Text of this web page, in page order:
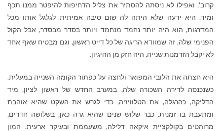
קרוב', ואפילו לא ניסתה להסתיר את צליל הדחיפות להיפטר ממנו תכף
ומיד. היא ידעה שלא היתה לה שום סיבה אמיתית לגלגל אותו מכל
המדרגות, הוא היה יותר נחמד מנחמד ויותר בסדר מבסדר, אבל הקול
הפנימי שלה, זה שמוודא הריגה של כל דייט ראשון, וגם מבטיח שאף אחד
לא יקבל הזדמנות שנייה, היה חזק מן ההיגיון.
היא חצתה את הלובי המפואר ולחצה על כפתור הקומה השנייה במעלית.
כשנכנסה לדירה השכורה שלה, במערב החדש של ראשון לציון, מיד
הדליקה, כהרגלה, את הטלוויזיה, כדי לגרש את השקט שהיא אוהבת
ומתעבת בו זמנית. כבר שלוש שנים שהיא גרה כאן, בשלושה חדרים,
מרוהטים בקולקציית איקאה דלילה, משעממת ובעיקר ארעית. המון